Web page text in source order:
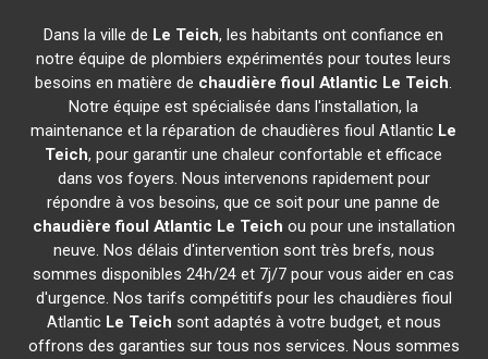
Dans la ville de Le Teich, les habitants ont confiance en
notre équipe de plombiers expérimentés pour toutes leurs
besoins en matière de chaudière fioul Atlantic Le Teich.
Notre équipe est spécialisée dans l'installation, la
maintenance et la réparation de chaudières fioul Atlantic Le
Teich, pour garantir une chaleur confortable et efficace
dans vos foyers. Nous intervenons rapidement pour
répondre à vos besoins, que ce soit pour une panne de
chaudière fioul Atlantic Le Teich ou pour une installation
neuve. Nos délais d'intervention sont très brefs, nous
sommes disponibles 24h/24 et 7j/7 pour vous aider en cas
d'urgence. Nos tarifs compétitifs pour les chaudières fioul
Atlantic Le Teich sont adaptés à votre budget, et nous
offrons des garanties sur tous nos services. Nous sommes